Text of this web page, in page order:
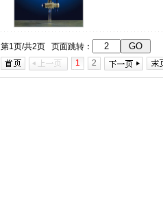
第1页/共2页 页面跳转：
1
2